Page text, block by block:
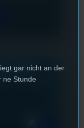
zum
gar nicht an der
ne Stunde